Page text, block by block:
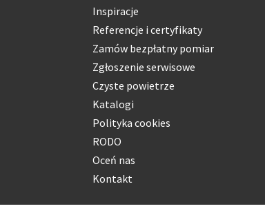
Inspiracje
Referencje i certyfikaty
Zamów bezpłatny pomiar
Zgłoszenie serwisowe
Czyste powietrze
Katalogi
Polityka cookies
RODO
Oceń nas
Kontakt